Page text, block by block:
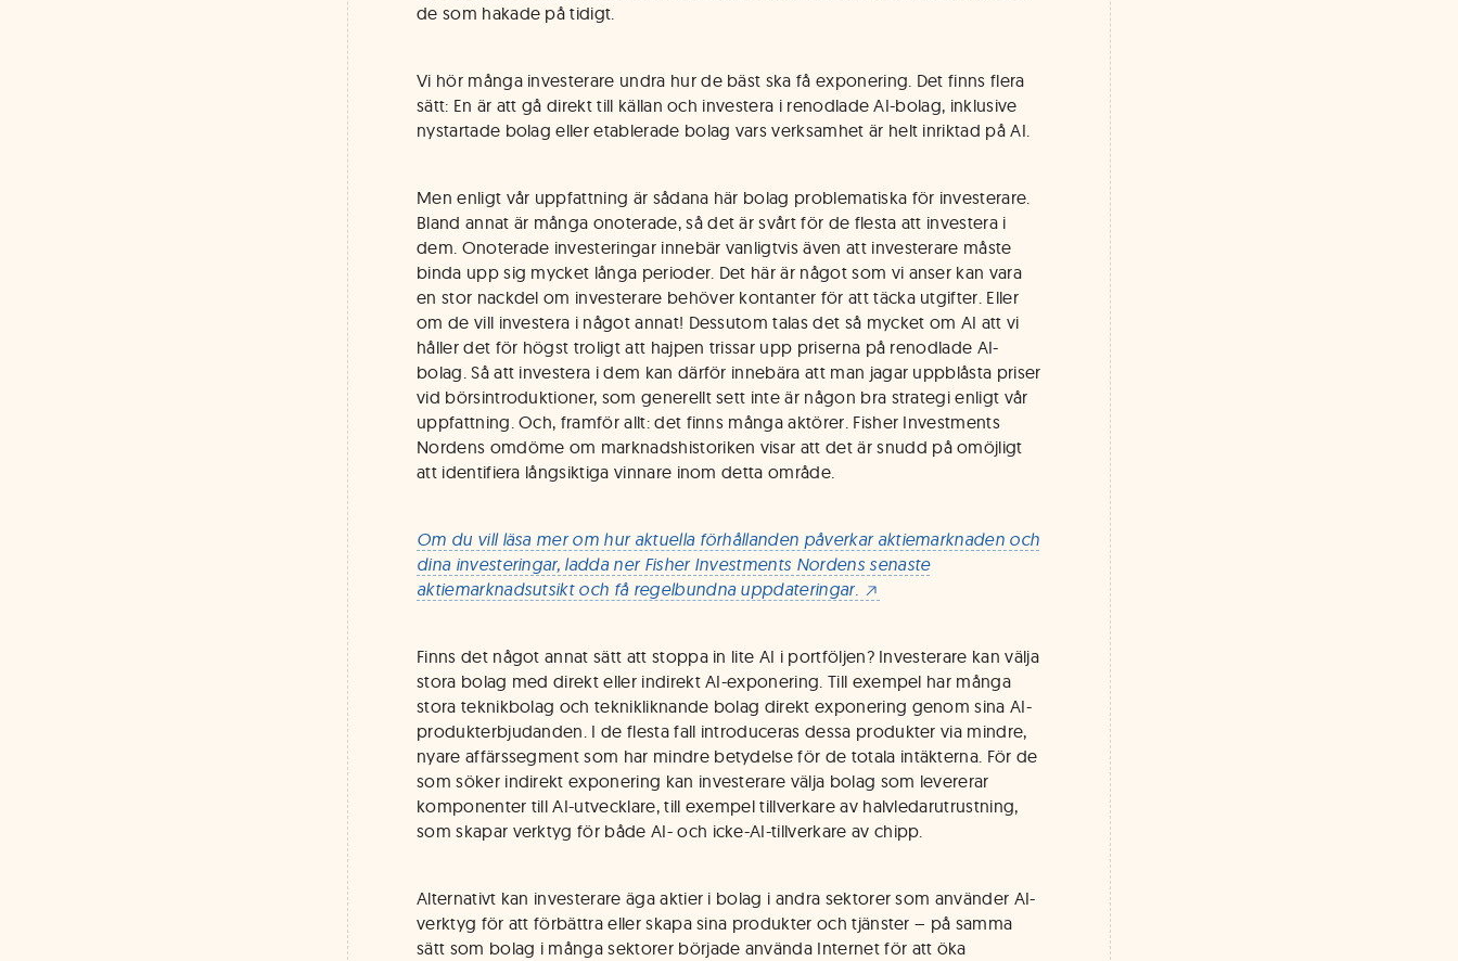
de som hakade på tidigt.
Vi hör många investerare undra hur de bäst ska få exponering. Det finns flera
sätt: En är att gå direkt till källan och investera i renodlade AI-bolag, inklusive
nystartade bolag eller etablerade bolag vars verksamhet är helt inriktad på AI.
Men enligt vår uppfattning är sådana här bolag problematiska för investerare.
Bland annat är många onoterade, så det är svårt för de flesta att investera i
dem. Onoterade investeringar innebär vanligtvis även att investerare måste
binda upp sig mycket långa perioder. Det här är något som vi anser kan vara
en stor nackdel om investerare behöver kontanter för att täcka utgifter. Eller
om de vill investera i något annat! Dessutom talas det så mycket om AI att vi
håller det för högst troligt att hajpen trissar upp priserna på renodlade AI-
bolag. Så att investera i dem kan därför innebära att man jagar uppblåsta priser
vid börsintroduktioner, som generellt sett inte är någon bra strategi enligt vår
uppfattning. Och, framför allt: det finns många aktörer. Fisher Investments
Nordens omdöme om marknadshistoriken visar att det är snudd på omöjligt
att identifiera långsiktiga vinnare inom detta område.
Om du vill läsa mer om hur aktuella förhållanden påverkar aktiemarknaden och
dina investeringar, ladda ner Fisher Investments Nordens senaste
aktiemarknadsutsikt och få regelbundna uppdateringar.
Finns det något annat sätt att stoppa in lite AI i portföljen? Investerare kan välja
stora bolag med direkt eller indirekt AI-exponering. Till exempel har många
stora teknikbolag och teknikliknande bolag direkt exponering genom sina AI-
produkterbjudanden. I de flesta fall introduceras dessa produkter via mindre,
nyare affärssegment som har mindre betydelse för de totala intäkterna. För de
som söker indirekt exponering kan investerare välja bolag som levererar
komponenter till AI-utvecklare, till exempel tillverkare av halvledarutrustning,
som skapar verktyg för både AI- och icke-AI-tillverkare av chipp.
Alternativt kan investerare äga aktier i bolag i andra sektorer som använder AI-
verktyg för att förbättra eller skapa sina produkter och tjänster – på samma
sätt som bolag i många sektorer började använda Internet för att öka